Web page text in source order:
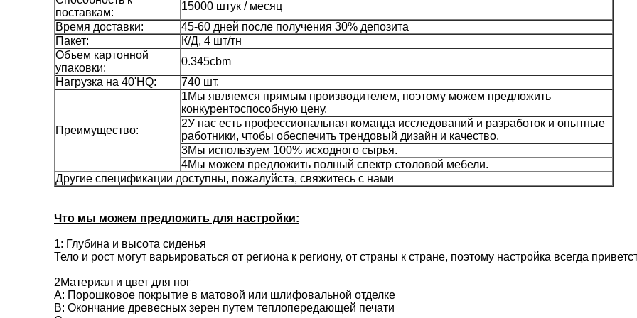
поставкам:
15000 штук / месяц
Время доставки:
45-60 дней после получения 30% депозита
Пакет:
К/Д, 4 шт/тн
Объем картонной
упаковки:
0.345cbm
Нагрузка на 40'HQ:
740 шт.
Преимущество:
1Мы являемся прямым производителем, поэтому можем предложить
конкурентоспособную цену.
2У нас есть профессиональная команда исследований и разработок и опытные
работники, чтобы обеспечить трендовый дизайн и качество.
3Мы используем 100% исходного сырья.
4Мы можем предложить полный спектр столовой мебели.
Другие спецификации доступны, пожалуйста, свяжитесь с нами
Что мы можем предложить для настройки:
1: Глубина и высота сиденья
Тело и рост могут варьироваться от региона к региону, от страны к стране, поэтому настройка всегда
2Материал и цвет для ног
A: Порошковое покрытие в матовой или шлифовальной отделке
B: Окончание древесных зерен путем теплопередающей печати